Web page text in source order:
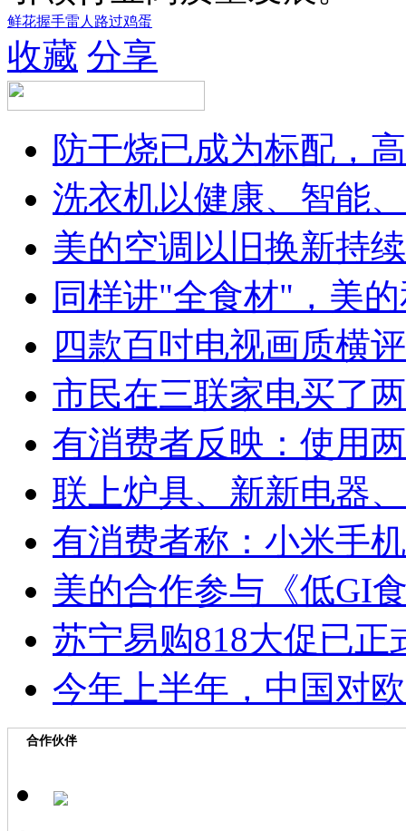
鲜花握手雷人 路过鸡蛋
收藏 分享
防干烧已成为标配，
洗衣机以健康、智能
美的空调以旧换新持
同样讲"全食材"，美
四款百吋电视画质横
市民在三联家电买了
有消费者反映：使用
联上炉具、新新电器
有消费者称：小米手
美的合作参与《低GI
苏宁易购818大促已
今年上半年，中国对
合作伙伴